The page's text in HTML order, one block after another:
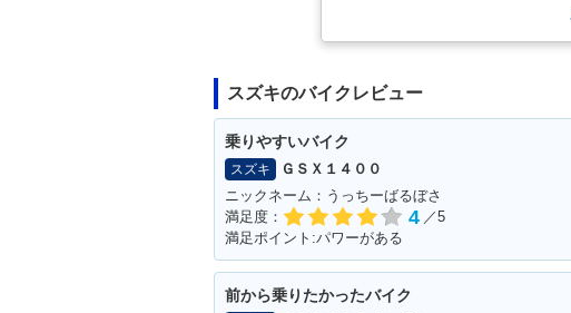
スズキのバイクレビュー
乗りやすいバイク
スズキ
ＧＳＸ１４００
ニックネーム：うっちーばるぼさ
満足度：
4 ／5
満足ポイント:パワーがある
前から乗りたかったバイク